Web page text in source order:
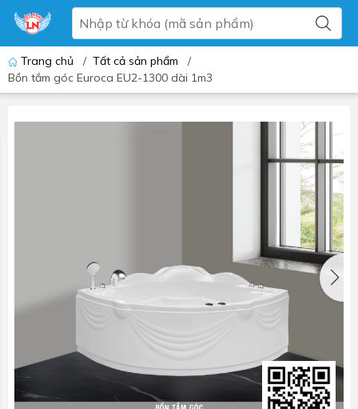
Trang chủ / Tất cả sản phẩm
/
Bồn tắm góc Euroca EU2-1300 dài 1m3